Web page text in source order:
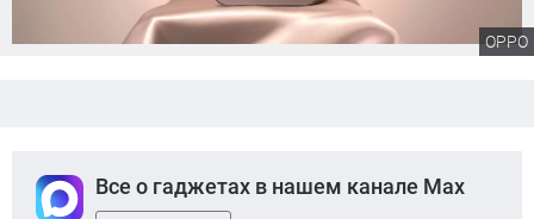
OPPO
Все о гаджетах в нашем канале Max